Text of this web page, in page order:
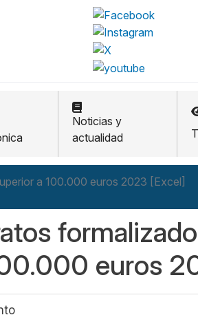
Noticias y
actualidad
a 100.000 euros 2023 [Excel]
euros